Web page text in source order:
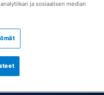
ja sosiaalisen median